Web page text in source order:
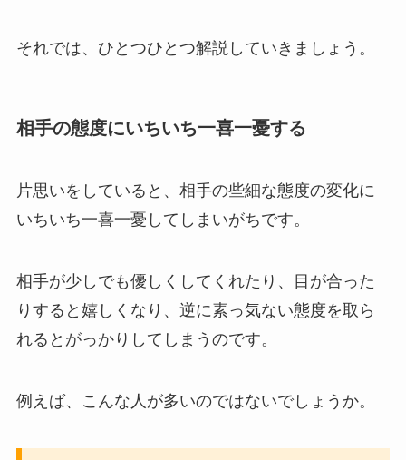
それでは、ひとつひとつ解説していきましょう。
相手の態度にいちいち一喜一憂する
片思いをしていると、相手の些細な態度の変化に
いちいち一喜一憂してしまいがちです。
相手が少しでも優しくしてくれたり、目が合った
りすると嬉しくなり、逆に素っ気ない態度を取ら
れるとがっかりしてしまうのです。
例えば、こんな人が多いのではないでしょうか。